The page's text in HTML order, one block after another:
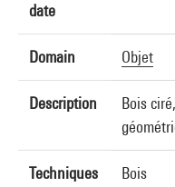
date
Domain Objet
Description
Bois
Techniques Bois